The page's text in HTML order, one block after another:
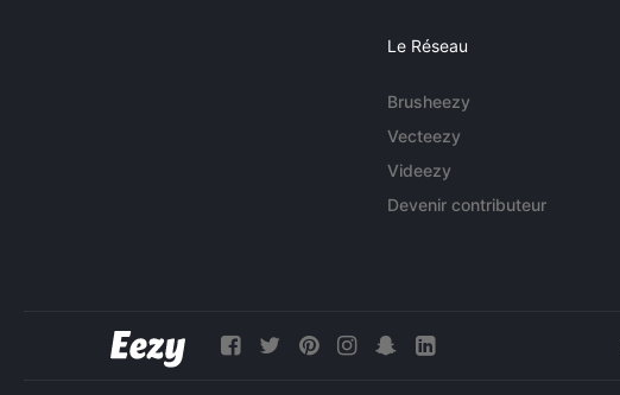
Le Réseau
Brusheezy
Vecteezy
Videezy
Devenir contributeur